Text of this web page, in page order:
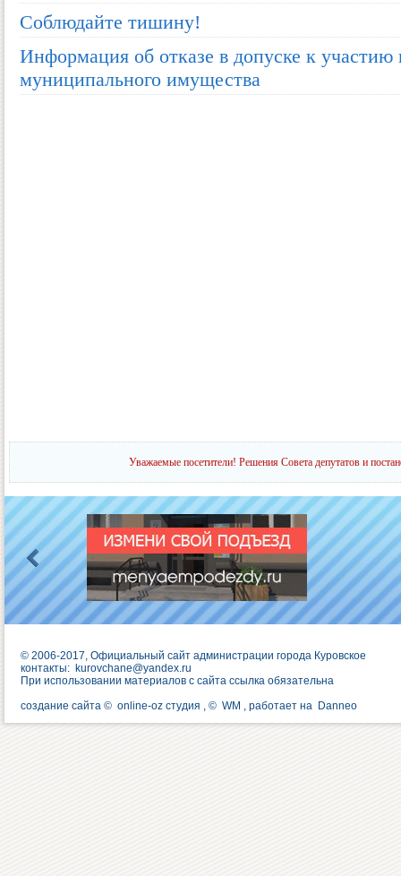
Соблюдайте тишину!
Информация об отказе в допуске к участию
муниципального имущества
Уважаемые посетители! Решения Совета депутатов и
© 2006-2017, Официальный сайт администрации города Куровское
контакты: kurovchane@yandex.ru
При использовании материалов с сайта ссылка обязательна
создание сайта © online-oz студия , © WM , работает на Danneo